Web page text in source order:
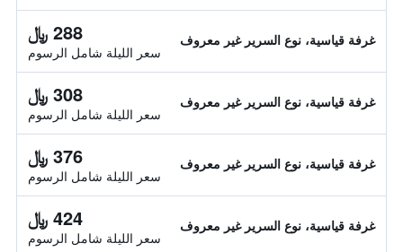
غرفة قياسية، نوع السرير غير معروف 288 ﷼
سعر الليلة شامل الرسوم
غرفة قياسية، نوع السرير غير معروف 308 ﷼
سعر الليلة شامل الرسوم
غرفة قياسية، نوع السرير غير معروف 376 ﷼
سعر الليلة شامل الرسوم
غرفة قياسية، نوع السرير غير معروف 424 ﷼
سعر الليلة شامل الرسوم